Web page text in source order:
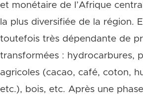
et monétaire de l’Afrique
la plus diversifiée de la région.
toutefois très dépendante de
transformées : hydrocarbures,
agricoles (cacao, café, coton,
etc.), bois, etc. Après une